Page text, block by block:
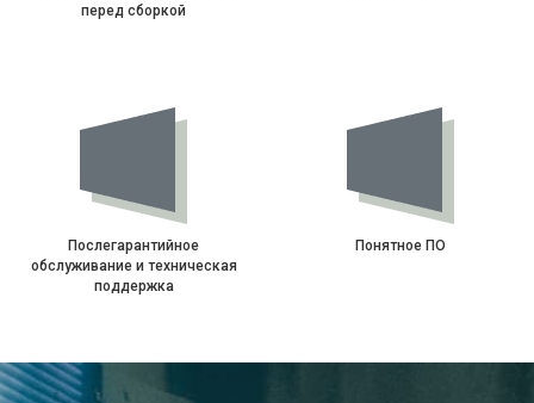
перед сборкой
Послегарантийное
обслуживание и техническая
поддержка
Понятное ПО